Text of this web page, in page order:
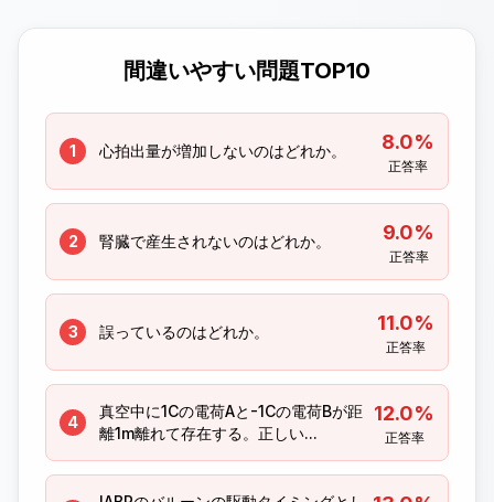
間違いやすい問題TOP10
1 心拍出量が増加しないのはどれか。 8.0%
正答率
2 腎臓で産生されないのはどれか。 9.0%
正答率
3 誤っているのはどれか。 11.0%
正答率
4
真空中に1Cの電荷Aと-1Cの電荷Bが距
離1m離れて存在する。正しい...
12.0%
正答率